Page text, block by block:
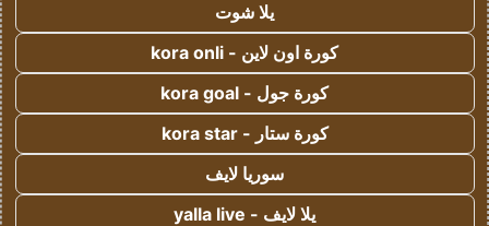
يلا شوت
كورة اون لاين - kora onli
كورة جول - kora goal
كورة ستار - kora star
سوريا لايف
يلا لايف - yalla live